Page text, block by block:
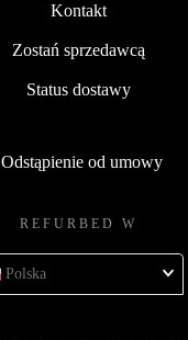
Kontakt
Zostań sprzedawcą
Status dostawy
Odstąpienie od umowy
REFURBED W
Polska